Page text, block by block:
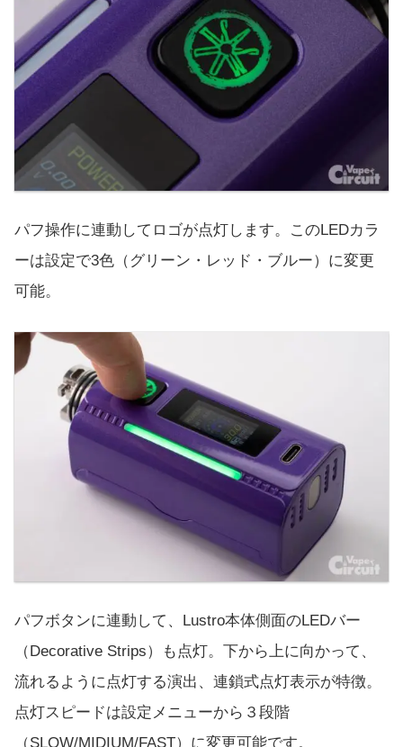
パフ操作に連動してロゴが点灯します。このLEDカラ
ーは設定で3色（グリーン・レッド・ブルー）に変更
可能。
パフボタンに連動して、Lustro本体側面のLEDバー
（Decorative Strips）も点灯。下から上に向かって、
流れるように点灯する演出、連鎖式点灯表示が特徴。
点灯スピードは設定メニューから３段階
（SLOW/MIDIUM/FAST）に変更可能です。